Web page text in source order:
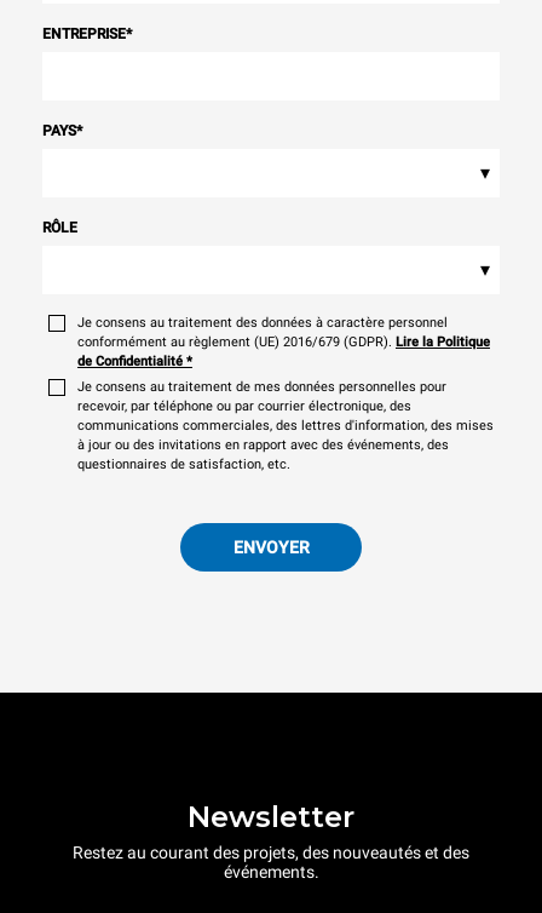
ENTREPRISE*
PAYS*
▾
RÔLE
▾
Je consens au traitement des données à caractère personnel
conformément au règlement (UE) 2016/679 (GDPR). Lire la Politique
de Confidentialité *
Je consens au traitement de mes données personnelles pour
recevoir, par téléphone ou par courrier électronique, des
communications commerciales, des lettres d'information, des mises
à jour ou des invitations en rapport avec des événements, des
questionnaires de satisfaction, etc.
ENVOYER
Newsletter
Restez au courant des projets, des nouveautés et des
événements.